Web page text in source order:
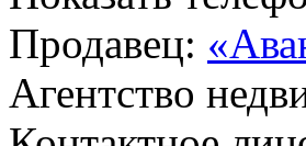
Продавец:
Агентство